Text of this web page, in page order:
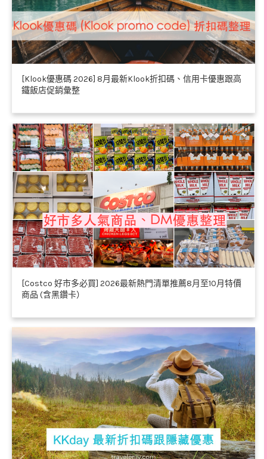
[Klook優惠碼 2026] 8月最新Klook折扣碼、信用卡優惠跟高
鐵飯店促銷彙整
[Costco 好市多必買] 2026最新熱門清單推薦8月至10月特價
商品 (含黑鑽卡）